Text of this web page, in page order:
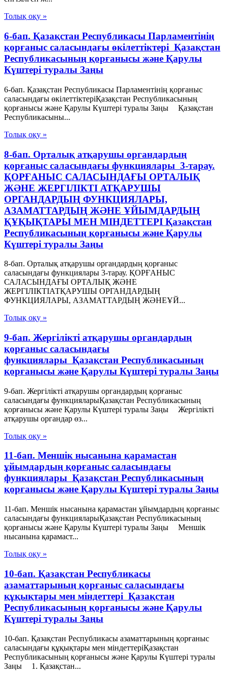
Толық оқу »
6-бап. Қазақстан Республикасы Парламентiнің
қорғаныс саласындағы өкілеттіктері Қазақстан
Республикасының қорғанысы және Қарулы
Күштері туралы Заңы
6-бап. Қазақстан Республикасы Парламентiнің қорғаныс
саласындағы өкілеттіктеріҚазақстан Республикасының
қорғанысы және Қарулы Күштері туралы Заңы Қазақстан
Республикасыны...
Толық оқу »
8-бап. Орталық атқарушы органдардың
қорғаныс саласындағы функциялары 3-тарау.
ҚОРҒАНЫС САЛАСЫНДАҒЫ ОРТАЛЫҚ
ЖӘНЕ ЖЕРГІЛIКТІ АТҚАРУШЫ
ОРГАНДАРДЫҢ ФУНКЦИЯЛАРЫ,
АЗАМАТТАРДЫҢ ЖӘНЕ ҰЙЫМДАРДЫҢ
ҚҰҚЫҚТАРЫ МЕН МIНДЕТТЕРІ Қазақстан
Республикасының қорғанысы және Қарулы
Күштері туралы Заңы
8-бап. Орталық атқарушы органдардың қорғаныс
саласындағы функциялары 3-тарау. ҚОРҒАНЫС
САЛАСЫНДАҒЫ ОРТАЛЫҚ ЖӘНЕ
ЖЕРГІЛIКТІАТҚАРУШЫ ОРГАНДАРДЫҢ
ФУНКЦИЯЛАРЫ, АЗАМАТТАРДЫҢ ЖӘНЕҰЙ...
Толық оқу »
9-бап. Жергіліктi атқарушы органдардың
қорғаныс саласындағы
функциялары Қазақстан Республикасының
қорғанысы және Қарулы Күштері туралы Заңы
9-бап. Жергіліктi атқарушы органдардың қорғаныс
саласындағы функцияларыҚазақстан Республикасының
қорғанысы және Қарулы Күштері туралы Заңы Жергілiкті
атқарушы органдар өз...
Толық оқу »
11-бап. Меншiк нысанына қарамастан
ұйымдардың қорғаныс саласындағы
функциялары Қазақстан Республикасының
қорғанысы және Қарулы Күштері туралы Заңы
11-бап. Меншiк нысанына қарамастан ұйымдардың қорғаныс
саласындағы функцияларыҚазақстан Республикасының
қорғанысы және Қарулы Күштері туралы Заңы Меншiк
нысанына қарамаст...
Толық оқу »
10-бап. Қазақстан Республикасы
азаматтарының қорғаныс саласындағы
құқықтары мен міндеттері Қазақстан
Республикасының қорғанысы және Қарулы
Күштері туралы Заңы
10-бап. Қазақстан Республикасы азаматтарының қорғаныс
саласындағы құқықтары мен міндеттеріҚазақстан
Республикасының қорғанысы және Қарулы Күштері туралы
Заңы 1. Қазақстан...